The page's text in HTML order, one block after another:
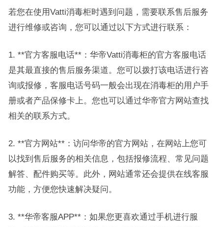
若您在使用Vatti消毒柜时遇到问题，需要联系售后服务
进行维修或咨询，您可以通过以下方式进行联系：
1. **官方客服电话**：华帝Vatti消毒柜的官方客服电话
是其最直接的售后服务渠道。您可以拨打该电话进行咨
询或报修，客服电话号码一般会出现在消毒柜的用户手
册或者产品保修卡上。您也可以通过华帝官方网站查找
相关的联系方式。
2. **官方网站**：访问华帝的官方网站，在网站上您可
以找到售后服务的相关信息，包括报修流程、常见问题
解答、配件购买等。此外，网站通常还会提供在线客服
功能，方便您快速解决疑问。
3. **华帝客服APP**：如果您更喜欢通过手机进行服